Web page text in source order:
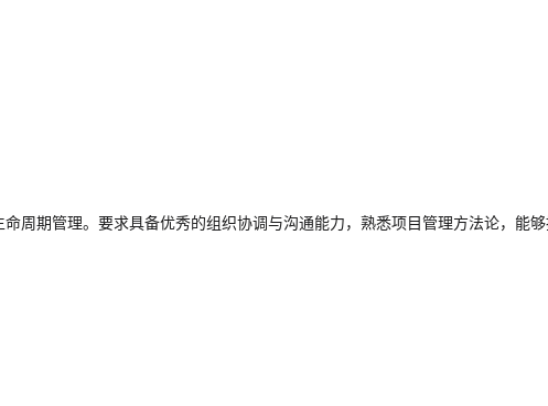
周期管理。要求具备优秀的组织协调与沟通能力，熟悉项目管理方法论，能